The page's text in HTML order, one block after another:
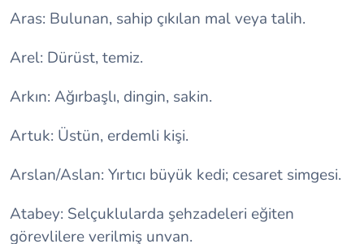
Aras: Bulunan, sahip çıkılan mal veya talih.
Arel: Dürüst, temiz.
Arkın: Ağırbaşlı, dingin, sakin.
Artuk: Üstün, erdemli kişi.
Arslan/Aslan: Yırtıcı büyük kedi; cesaret simgesi.
Atabey: Selçuklularda şehzadeleri eğiten
görevlilere verilmiş unvan.